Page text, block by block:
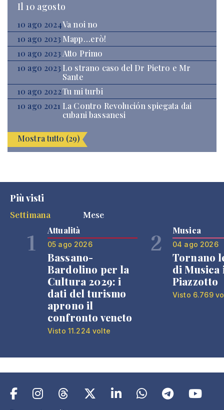
Il 10 agosto
10 ago 2024Va noi no
10 ago 2023 Mapp…erò!
10 ago 2023 Atto Primo
10 ago 2023 Lo strano caso del Dr Pietro e Mr
Sante
10 ago 2022Tu mi turbi
10 ago 2021 La Contro Revolución spiegata dai
cubani bassanesi
Mostra tutto (29)
Più visti
Settimana
Mese
1 Attualità
05 ago 2026
Bassano-
Bardolino per la
Cultura 2029: i
dati del turismo
aprono il
confronto veneto
Visto 11.224 volte
2 Musica
04 ago 2026
Tornano
di Musica
Piazzotto
Visto 6.769